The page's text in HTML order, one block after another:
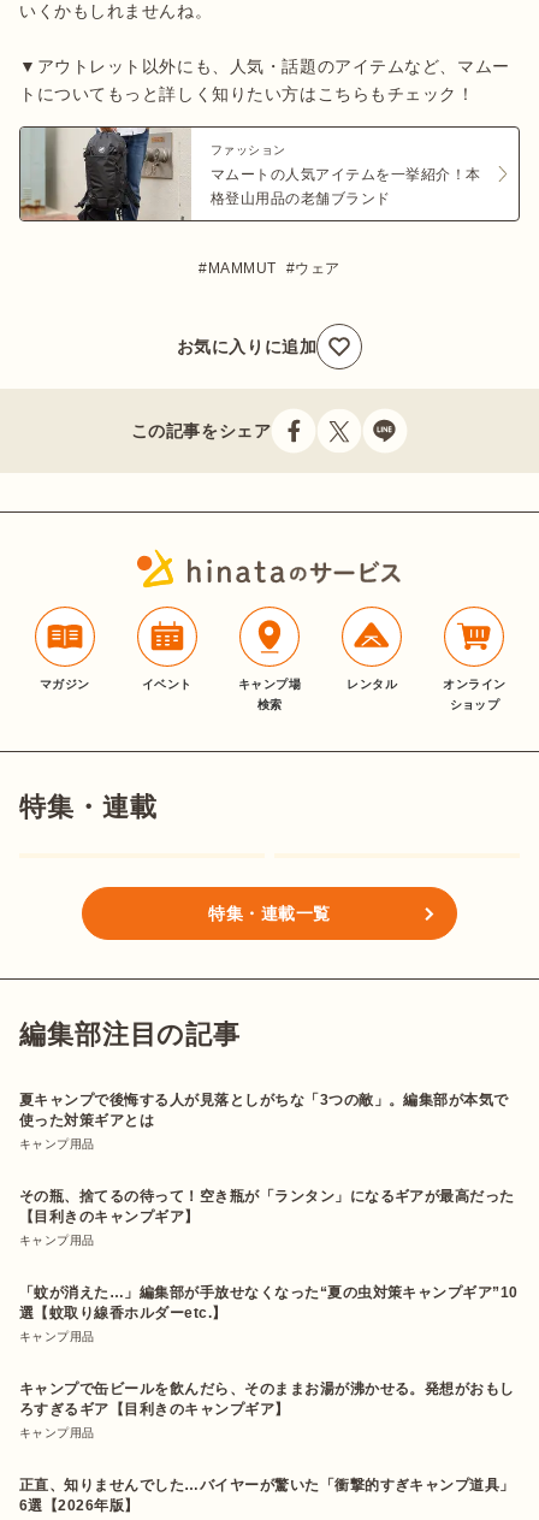
いくかもしれませんね。
▼アウトレット以外にも、人気・話題のアイテムなど、マムー
トについてもっと詳しく知りたい方はこちらもチェック！
ファッション
マムートの人気アイテムを一挙紹介！本
格登山用品の老舗ブランド
MAMMUT ウェア
お気に入りに追加
この記事をシェア
マガジン イベント
キャンプ場
検索
レンタル
オンライン
ショップ
特集・連載
特集・連載一覧
編集部注目の記事
夏キャンプで後悔する人が見落としがちな「3つの敵」。編集部が本気で
使った対策ギアとは
キャンプ用品
その瓶、捨てるの待って！空き瓶が「ランタン」になるギアが最高だった
【目利きのキャンプギア】
キャンプ用品
「蚊が消えた…」編集部が手放せなくなった“夏の虫対策キャンプギア”10
選【蚊取り線香ホルダーetc.】
キャンプ用品
キャンプで缶ビールを飲んだら、そのままお湯が沸かせる。発想がおもし
ろすぎるギア【目利きのキャンプギア】
キャンプ用品
正直、知りませんでした…バイヤーが驚いた「衝撃的すぎキャンプ道具」
6選【2026年版】